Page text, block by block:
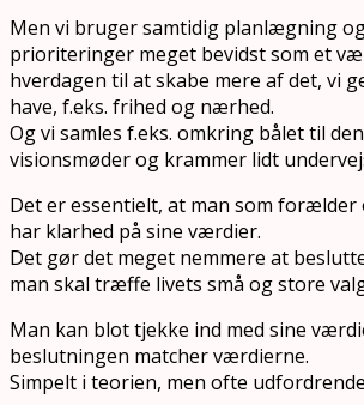
Men vi bruger samtidig planlægning
prioriteringer meget bevidst som et
hverdagen til at skabe mere af det, vi
have, f.eks. frihed og nærhed.
Og vi samles f.eks. omkring bålet til
visionsmøder og krammer lidt
Det er essentielt, at man som forælder
har klarhed på sine værdier.
Det gør det meget nemmere at
man skal træffe livets små og store
Man kan blot tjekke ind med sine
beslutningen matcher værdierne.
Simpelt i teorien, men ofte